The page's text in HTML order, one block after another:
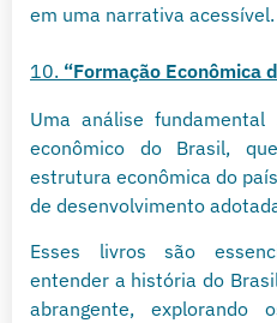
em uma narrativa acessível.
10. “Formação Econômica
Uma análise
econômico do Brasil,
estrutura econômica do
de desenvolvimento
Esses livros são
entender a história do
abrangente, explorando